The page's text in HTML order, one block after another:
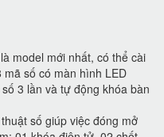
model mới nhất, có thể cài
số có màn hình LED
3 lần và tự động khóa bàn
số giúp việc đóng mở